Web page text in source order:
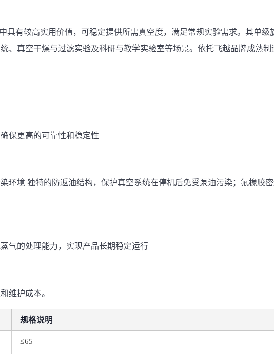
具有较高实用价值，可稳定提供所需真空度，满足常规实验需求。其单
、真空干燥与过滤实验及科研与教学实验室等场景。依托飞越品牌成熟
保更高的可靠性和稳定性
环境 独特的防返油结构，保护真空系统在停机后免受泵油污染；氟橡胶
气的处理能力，实现产品长期稳定运行
维护成本。
规格说明
≤65